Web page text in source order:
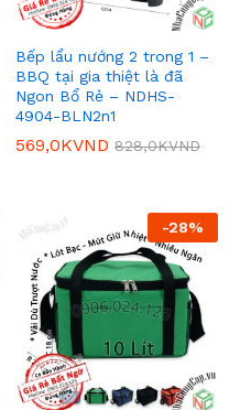
Bếp lẩu nướng 2 trong 1 –
BBQ tại gia thiệt là đã
Ngon Bổ Rẻ – NDHS-
4904-BLN2n1
569,0KVND 828,0KVND
-28%